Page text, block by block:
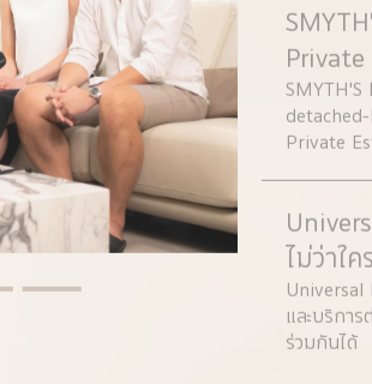
Unchuen
couple
by
choosing
support
Private
ไม่ว่าใ
และบริกา
ร่วมกันได้